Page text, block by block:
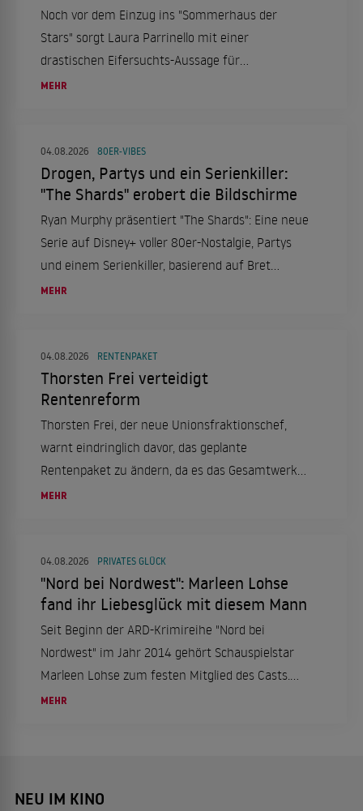
Noch vor dem Einzug ins "Sommerhaus der
Stars" sorgt Laura Parrinello mit einer
drastischen Eifersuchts-Aussage für
Gesprächsstoff. Gleichzeitig kursieren Gerüchte
MEHR
04.08.2026 80ER-VIBES
Drogen, Partys und ein Serienkiller:
"The Shards" erobert die Bildschirme
Ryan Murphy präsentiert "The Shards": Eine neue
Serie auf Disney+ voller 80er-Nostalgie, Partys
und einem Serienkiller, basierend auf Bret
Easton Ellis' Roman.
MEHR
04.08.2026 RENTENPAKET
Thorsten Frei verteidigt
Rentenreform
Thorsten Frei, der neue Unionsfraktionschef,
warnt eindringlich davor, das geplante
Rentenpaket zu ändern, da es das Gesamtwerk
ins Wanken bringen könnte. Die
Generationengerechtigkeit sicherstellen soll.
MEHR
04.08.2026 PRIVATES GLÜCK
"Nord bei Nordwest": Marleen Lohse
fand ihr Liebesglück mit diesem Mann
Seit Beginn der ARD-Krimireihe "Nord bei
Nordwest" im Jahr 2014 gehört Schauspielstar
Marleen Lohse zum festen Mitglied des Casts.
Auch privat hat die 42-jährige inzwischen ihr
MEHR
NEU IM KINO